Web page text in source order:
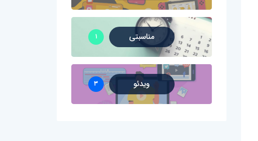
مناسبتی ۱
ویدئو ۳